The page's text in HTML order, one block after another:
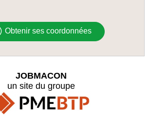
Obtenir ses coordonnées
JOBMACON
un site du groupe